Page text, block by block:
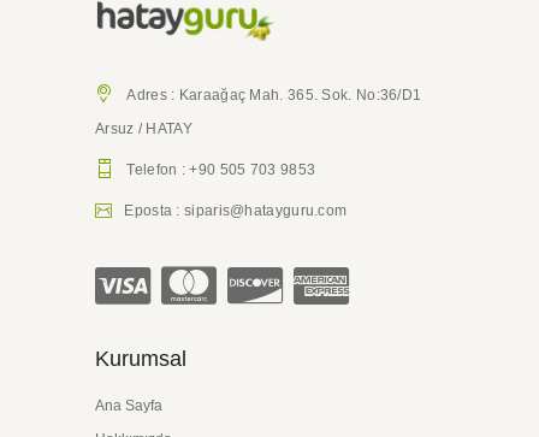
Adres : Karaağaç Mah. 365. Sok. No:36/D1
Arsuz / HATAY
Telefon : +90 505 703 9853
Eposta : siparis@hatayguru.com
Kurumsal
Ana Sayfa